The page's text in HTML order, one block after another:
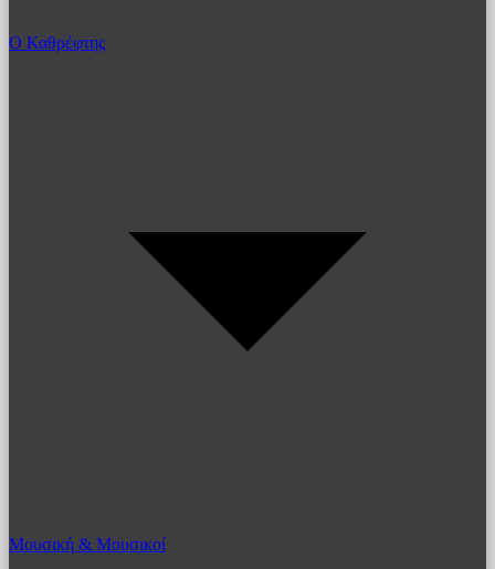
Ο Καθρέφτης
Μουσική & Μουσικοί